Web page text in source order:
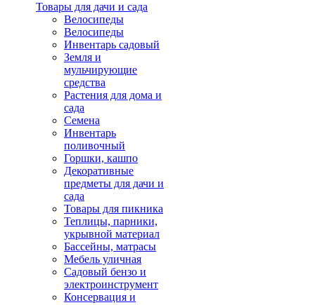
Товары для дачи и сада
Велосипеды
Велосипеды
Инвентарь садовый
Земля и
мульчирующие
средства
Растения для дома и
сада
Семена
Инвентарь
поливочный
Горшки, кашпо
Декоративные
предметы для дачи и
сада
Товары для пикника
Теплицы, парники,
укрывной материал
Бассейны, матрасы
Мебель уличная
Садовый бензо и
электроинструмент
Консервация и